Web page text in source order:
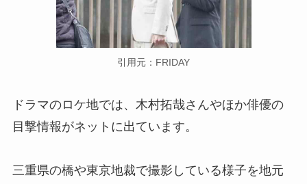
引用元：FRIDAY
ドラマのロケ地では、木村拓哉さんやほか俳優の
目撃情報がネットに出ています。
三重県の橋や東京地裁で撮影している様子を地元